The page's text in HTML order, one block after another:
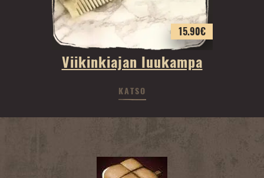
15.90€
Viikinkiajan luukampa
KATSO